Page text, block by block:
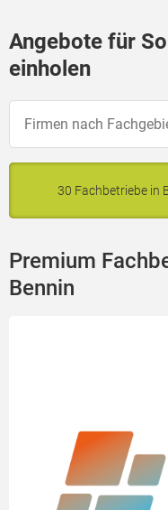
Angebote für
einholen
30 Fachbetriebe in
Premium
Bennin